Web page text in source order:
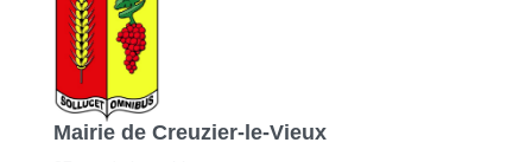
Mairie de Creuzier-le-Vieux